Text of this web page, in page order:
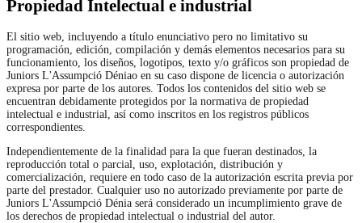
Propiedad Intelectual e industrial
El sitio web, incluyendo a título enunciativo pero no limitativo su
programación, edición, compilación y demás elementos necesarios para su
funcionamiento, los diseños, logotipos, texto y/o gráficos son propiedad de
Juniors L'Assumpció Déniao en su caso dispone de licencia o autorización
expresa por parte de los autores. Todos los contenidos del sitio web se
encuentran debidamente protegidos por la normativa de propiedad
intelectual e industrial, así como inscritos en los registros públicos
correspondientes.
Independientemente de la finalidad para la que fueran destinados, la
reproducción total o parcial, uso, explotación, distribución y
comercialización, requiere en todo caso de la autorización escrita previa por
parte del prestador. Cualquier uso no autorizado previamente por parte de
Juniors L'Assumpció Dénia será considerado un incumplimiento grave de
los derechos de propiedad intelectual o industrial del autor.